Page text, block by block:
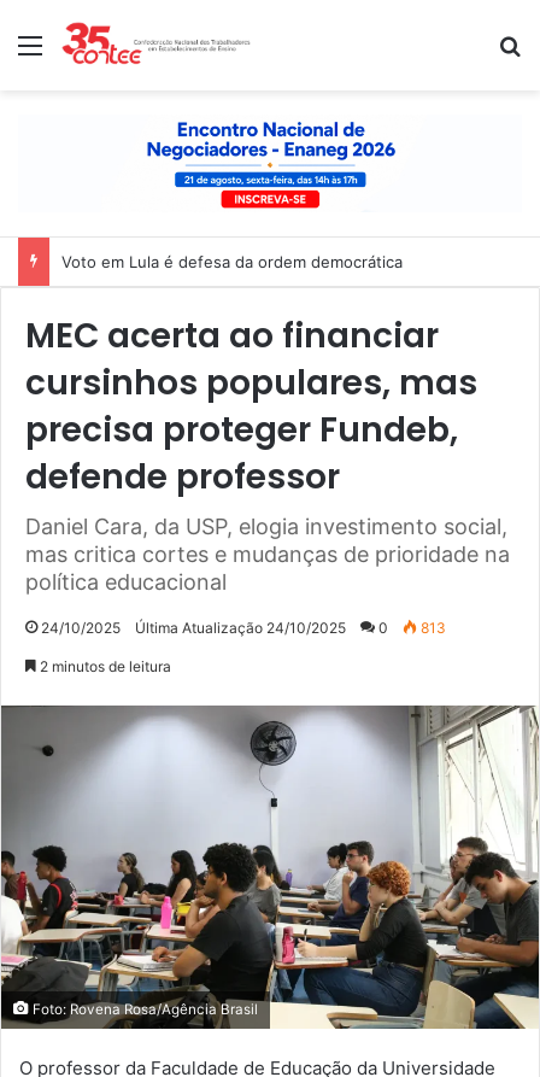
Menu
Voto em Lula é defesa da ordem democrática
MEC acerta ao financiar
cursinhos populares, mas
precisa proteger Fundeb,
defende professor
Daniel Cara, da USP, elogia investimento social,
mas critica cortes e mudanças de prioridade na
política educacional
24/10/2025 Última Atualização 24/10/2025 0 813
2 minutos de leitura
Foto: Rovena Rosa/Agência Brasil
O professor da Faculdade de Educação da Universidade